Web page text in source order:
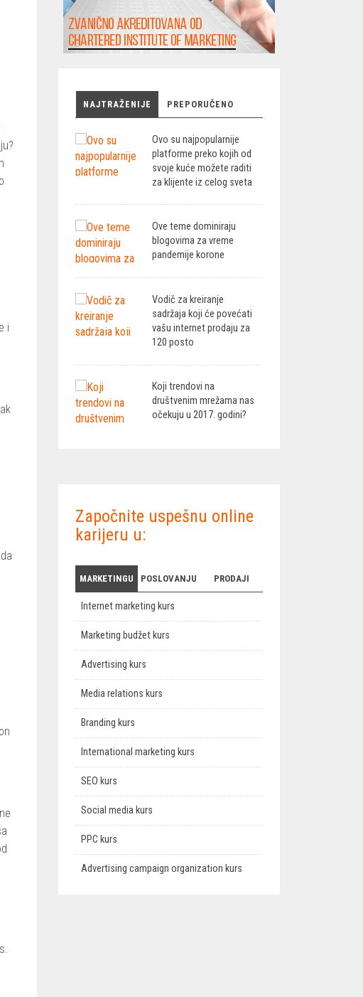
i
NAJTRAŽENIJE PREPORUČENO
Ovo su najpopularnije
platforme preko kojih od
svoje kuće možete raditi
za klijente iz celog sveta
Ove teme dominiraju
blogovima za vreme
pandemije korone
Vodič za kreiranje
sadržaja koji će povećati
vašu internet prodaju za
120 posto
Koji trendovi na
društvenim mrežama nas
očekuju u 2017. godini?
Započnite uspešnu online
karijeru u:
MARKETINGU POSLOVANJU PRODAJI
Internet marketing kurs
Marketing budžet kurs
Advertising kurs
Media relations kurs
Branding kurs
International marketing kurs
SEO kurs
Social media kurs
PPC kurs
Advertising campaign organization kurs